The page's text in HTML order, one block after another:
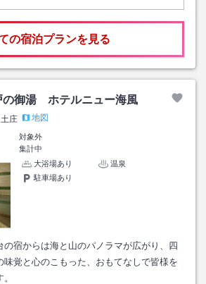
の宿泊プランを見る
御湯 ホテルニュー海風
庄
地図
対象外
集計中
大浴場あり
温泉
駐車場あり
の宿からは海と山のパノラマが広がり、四
味覚と心のこもった、おもてなしで皆様を